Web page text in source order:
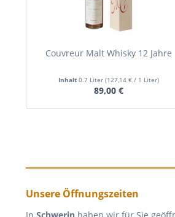
Couvreur Malt Whisky 12 Jahre
Inhalt 0.7 Liter (127,14 € / 1 Liter)
89,00 €
Unsere Öffnungszeiten